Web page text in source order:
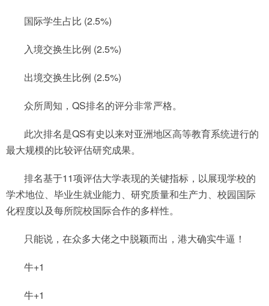
国际学生占比 (2.5%)
入境交换生比例 (2.5%)
出境交换生比例 (2.5%)
众所周知，QS排名的评分非常严格。
此次排名是QS有史以来对亚洲地区高等教育系统进行的
最大规模的比较评估研究成果。
排名基于11项评估大学表现的关键指标，以展现学校的
学术地位、毕业生就业能力、研究质量和生产力、校园国际
化程度以及每所院校国际合作的多样性。
只能说，在众多大佬之中脱颖而出，港大确实牛逼！
牛+1
牛+1